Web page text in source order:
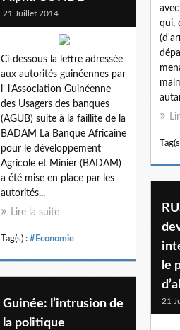
qui,
21 Juillet 2014
Ci-dessous la lettre adressée
aux autorités guinéennes par
l’ l’Association Guinéenne
des Usagers des banques
(AGUB) suite à la faillite de la
BADAM La Banque Africaine
pour le développement
Agricole et Minier (BADAM)
a été mise en place par les
autorités...
Lire la suite
Tag(s) : #Economie
le
21
Guinée: l’intrusion de
la politique